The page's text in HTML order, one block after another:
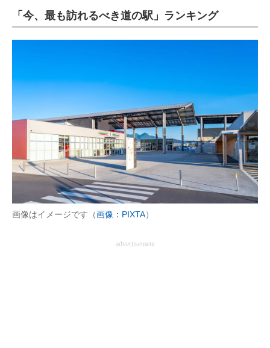
「今、最も訪れるべき道の駅」ランキング
画像はイメージです（画像：PIXTA）
advertisement